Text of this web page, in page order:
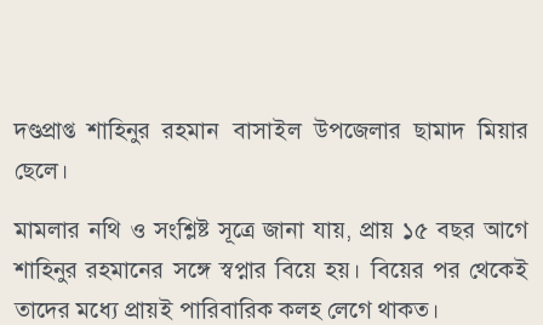
দণ্ডপ্রাপ্ত শাহিনুর রহমান বাসাইল উপজেলার ছামাদ মিয়ার
ছেলে।
মামলার নথি ও সংশ্লিষ্ট সূত্রে জানা যায়, প্রায় ১৫ বছর আগে
শাহিনুর রহমানের সঙ্গে স্বপ্নার বিয়ে হয়। বিয়ের পর থেকেই
তাদের মধ্যে প্রায়ই পারিবারিক কলহ লেগে থাকত।